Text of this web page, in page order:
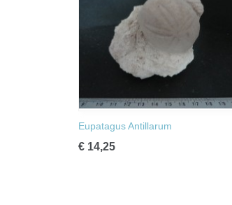
Eupatagus Antillarum
€ 14,25